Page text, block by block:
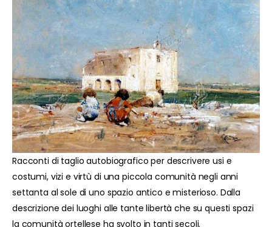
Racconti di taglio autobiografico per descrivere usi e
costumi, vizi e virtù di una piccola comunità negli anni
settanta al sole di uno spazio antico e misterioso. Dalla
descrizione dei luoghi alle tante libertà che su questi spazi
la comunità ortellese ha svolto in tanti secoli.